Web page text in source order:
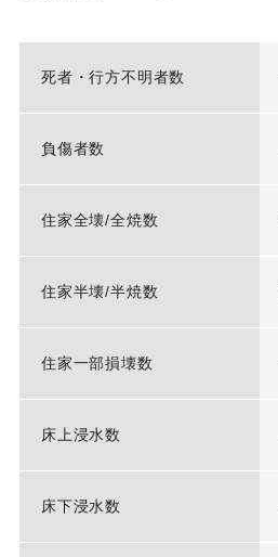
死者・行方不明者数
負傷者数
住家全壊/全焼数
住家半壊/半焼数
住家一部損壊数
床上浸水数
床下浸水数